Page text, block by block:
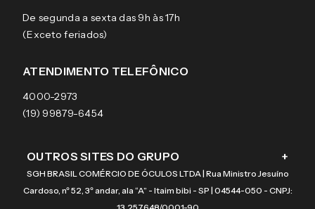
Aviso de privacidade
Termos e condições de uso
Pagamentos
Garantias
Tecnol
Arnette
Burberry
Óculos de sol
Lentes de contato
De segunda a sexta das 9h às 17h
(Exceto feriados)
ATENDIMENTO TELEFÔNICO
4000-2973
(19) 99879-6454
OUTROS SITES DO GRUPO +
SGH BRASIL COMÉRCIO DE ÓCULOS LTDA | Rua Ministro Jesuíno
Cardoso, nº 52, 3º andar, ala “A” - Itaim bibi - SP | 04544-050 - CNPJ: